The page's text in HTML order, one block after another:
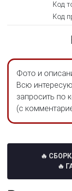
Код
Код
Фото и
Всю
запросить по
(с
🔥
🔥